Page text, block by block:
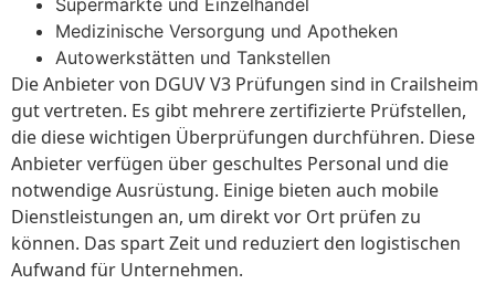
Supermärkte und Einzelhandel
Medizinische Versorgung und Apotheken
Autowerkstätten und Tankstellen
Die Anbieter von DGUV V3 Prüfungen sind in Crailsheim
gut vertreten. Es gibt mehrere zertifizierte Prüfstellen,
die diese wichtigen Überprüfungen durchführen. Diese
Anbieter verfügen über geschultes Personal und die
notwendige Ausrüstung. Einige bieten auch mobile
Dienstleistungen an, um direkt vor Ort prüfen zu
können. Das spart Zeit und reduziert den logistischen
Aufwand für Unternehmen.